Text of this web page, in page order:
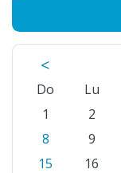
<
Do Lu
1
2
8
9
15
16